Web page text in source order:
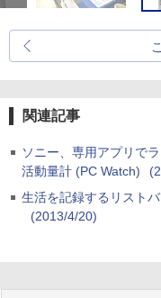
関連記事
ソニー、専用アプリで
活動量計 (PC Watch)
生活を記録するリスト
(2013/4/20)